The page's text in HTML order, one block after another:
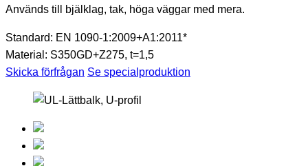
Används till bjälklag, tak, höga väggar med mera.
Standard: EN 1090-1:2009+A1:2011*
Material: S350GD+Z275, t=1,5
Skicka förfrågan Se specialproduktion